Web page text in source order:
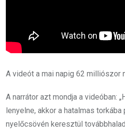
A videót a mai napig 62 milliószor
A narrátor azt mondja a videóban:
lenyelne, akkor a hatalmas
nyelőcsövén keresztül